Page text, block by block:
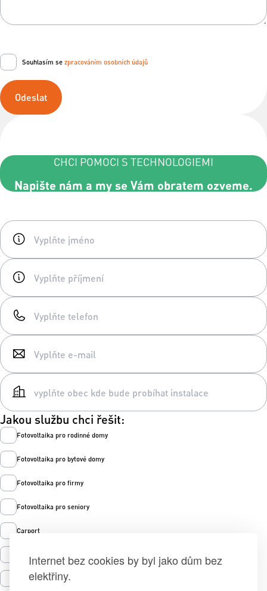
Internet bez cookies by byl jako dům bez
elektřiny.
Souhlasím se zpracováním osobních údajů
Odeslat
CHCI POMOCI S TECHNOLOGIEMI
Napište nám a my se Vám obratem ozveme.
Jakou službu chci řešit:
Fotovoltaika pro rodinné domy
Fotovoltaika pro bytové domy
Fotovoltaika pro firmy
Fotovoltaika pro seniory
Carport
Prodej zelené energie